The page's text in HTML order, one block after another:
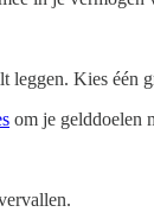
Kies
om je gelddoelen